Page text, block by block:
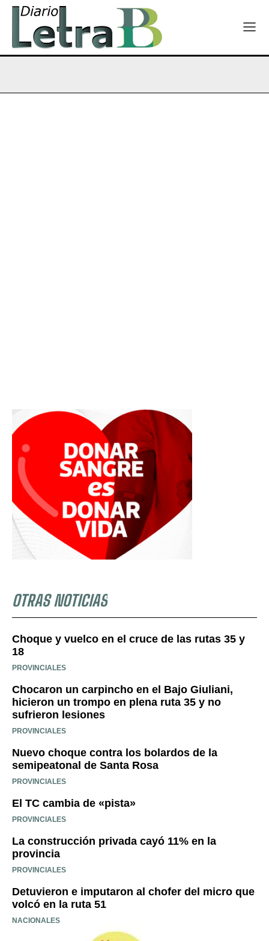
OTRAS NOTICIAS
Choque y vuelco en el cruce de las rutas 35 y
18
PROVINCIALES
Chocaron un carpincho en el Bajo Giuliani,
hicieron un trompo en plena ruta 35 y no
sufrieron lesiones
PROVINCIALES
Nuevo choque contra los bolardos de la
semipeatonal de Santa Rosa
PROVINCIALES
El TC cambia de «pista»
PROVINCIALES
La construcción privada cayó 11% en la
provincia
PROVINCIALES
Detuvieron e imputaron al chofer del micro que
volcó en la ruta 51
NACIONALES